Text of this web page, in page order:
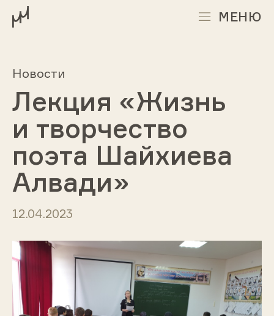
МЕНЮ
Новости
Лекция «Жизнь
и творчество
поэта Шайхиева
Алвади»
12.04.2023